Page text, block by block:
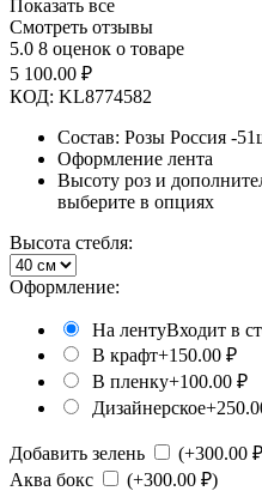
Показать все
Смотреть отзывы
5.0 8 оценок о товаре
5 100.00 ₽
КОД: KL8774582
Состав: Розы Россия -
Оформление лента
Высоту роз и
выберите в опциях
Высота стебля:
Оформление:
На лентуВходит в
В крафт+150.00 ₽
В пленку+100.00 ₽
Дизайнерское+
Добавить зелень (+300.00
Аква бокс
(+300.00 ₽)